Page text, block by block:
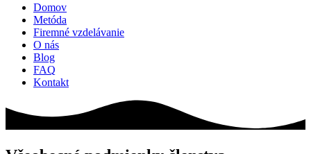
Domov
Metóda
Firemné vzdelávanie
O nás
Blog
FAQ
Kontakt